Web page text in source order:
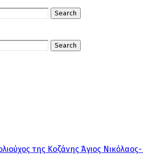
Search
Search
της Κοζάνης Άγιος